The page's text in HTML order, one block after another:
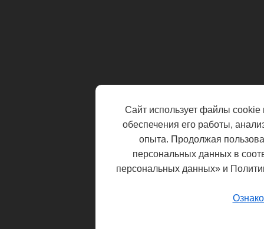
Сайт использует файлы cookie
обеспечения его работы,
опыта. Продолжая
персональных данных в
персональных данных» и